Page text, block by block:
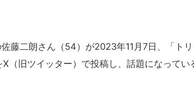
藤二朗さん（54）が2023年11月7日、「ト
X（旧ツイッター）で投稿し、話題になってい